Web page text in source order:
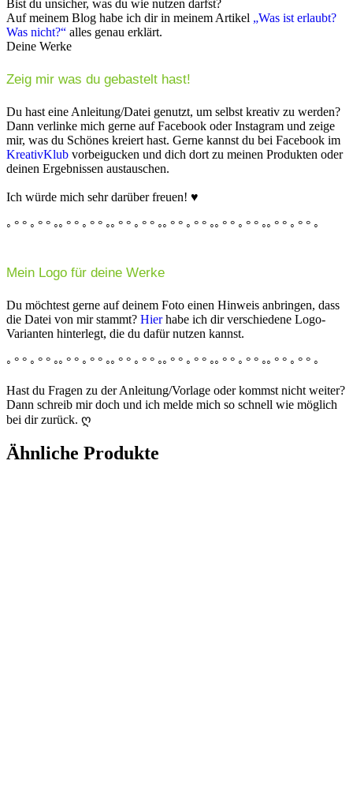
Bist du unsicher, was du wie nutzen darfst?
Auf meinem Blog habe ich dir in meinem Artikel „Was ist erlaubt?
Was nicht?“ alles genau erklärt.
Deine Werke
Zeig mir was du gebastelt hast!
Du hast eine Anleitung/Datei genutzt, um selbst kreativ zu werden?
Dann verlinke mich gerne auf Facebook oder Instagram und zeige
mir, was du Schönes kreiert hast. Gerne kannst du bei Facebook im
KreativKlub vorbeigucken und dich dort zu meinen Produkten oder
deinen Ergebnissen austauschen.
Ich würde mich sehr darüber freuen! ♥
◦ ° ° ◦ ° ° ◦◦ ° ° ◦ ° ° ◦◦ ° ° ◦ ° ° ◦◦ ° ° ◦ ° ° ◦◦ ° ° ◦ ° ° ◦◦ ° ° ◦ ° ° ◦
Mein Logo für deine Werke
Du möchtest gerne auf deinem Foto einen Hinweis anbringen, dass
die Datei von mir stammt? Hierhabe ich dir verschiedene Logo-
Varianten hinterlegt, die du dafür nutzen kannst.
◦ ° ° ◦ ° ° ◦◦ ° ° ◦ ° ° ◦◦ ° ° ◦ ° ° ◦◦ ° ° ◦ ° ° ◦◦ ° ° ◦ ° ° ◦◦ ° ° ◦ ° ° ◦
Hast du Fragen zu der Anleitung/Vorlage oder kommst nicht weiter?
Dann schreib mir doch und ich melde mich so schnell wie möglich
bei dir zurück. ღ
Ähnliche Produkte